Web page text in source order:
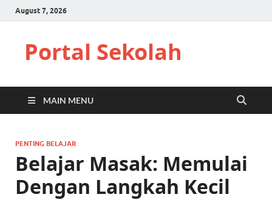
August 7, 2026
Portal Sekolah
MAIN MENU
PENTING BELAJAR
Belajar Masak: Memulai
Dengan Langkah Kecil